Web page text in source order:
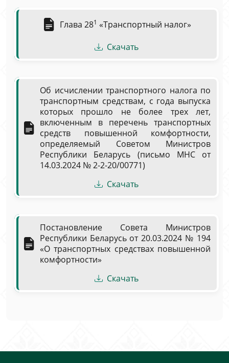
Глава 281 «Транспортный налог»
Скачать
Об исчислении транспортного налога по
транспортным средствам, с года выпуска
которых прошло не более трех лет,
включенным в перечень транспортных
средств повышенной комфортности,
определяемый Советом Министров
Республики Беларусь (письмо МНС от
14.03.2024 № 2-2-20/00771)
Скачать
Постановление Совета Министров
Республики Беларусь от 20.03.2024 № 194
«О транспортных средствах повышенной
комфортности»
Скачать